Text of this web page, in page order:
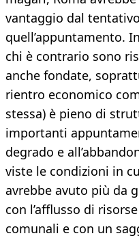
vantaggio dal
quell’appuntamento.
chi è contrario sono
anche fondate,
rientro economico
stessa) è pieno di
importanti
degrado e
viste le condizioni in
avrebbe avuto più da
con l’afflusso di
comunali e con un